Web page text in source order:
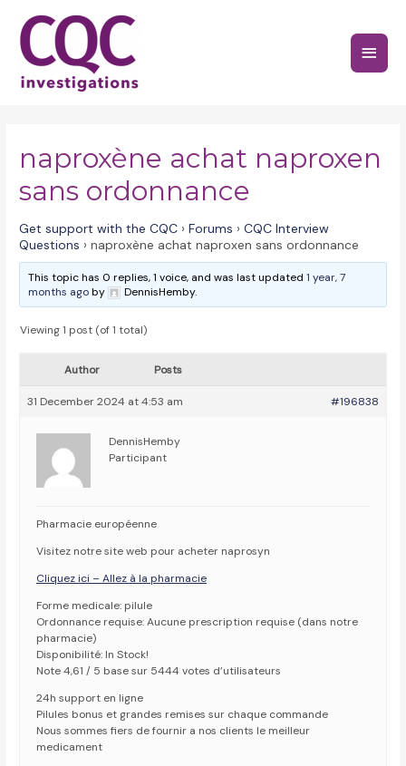
content
Main
naproxène achat naproxen
sans ordonnance
Get support with the CQC › Forums › CQC Interview
Questions › naproxène achat naproxen sans ordonnance
This topic has 0 replies, 1 voice, and was last updated1 year, 7
months agoby DennisHemby.
Viewing 1 post (of 1 total)
Author Posts
31 December 2024 at 4:53 am #196838
DennisHemby
Participant
Pharmacie européenne
Visitez notre site web pour acheter naprosyn
Cliquez ici – Allez à la pharmacie
Forme medicale: pilule
Ordonnance requise: Aucune prescription requise (dans notre
pharmacie)
Disponibilité: In Stock!
Note 4,61 / 5 base sur 5444 votes d’utilisateurs
24h support en ligne
Pilules bonus et grandes remises sur chaque commande
Nous sommes fiers de fournir a nos clients le meilleur
medicament